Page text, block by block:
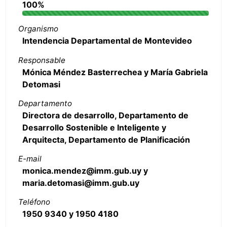
100%
Organismo
Intendencia Departamental de Montevideo
Responsable
Mónica Méndez Basterrechea y María Gabriela
Detomasi
Departamento
Directora de desarrollo, Departamento de
Desarrollo Sostenible e Inteligente y
Arquitecta, Departamento de Planificación
E-mail
monica.mendez@imm.gub.uy y
maria.detomasi@imm.gub.uy
Teléfono
1950 9340 y 1950 4180